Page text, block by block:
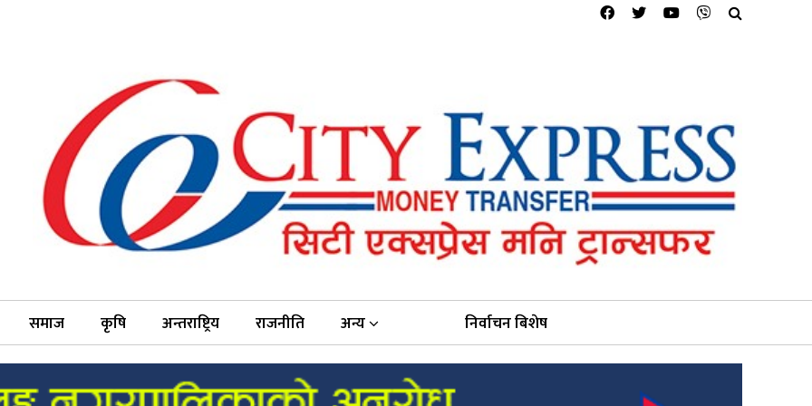
समाज कृषि अन्तराष्ट्रिय राजनीति अन्य निर्वाचन बिशेष